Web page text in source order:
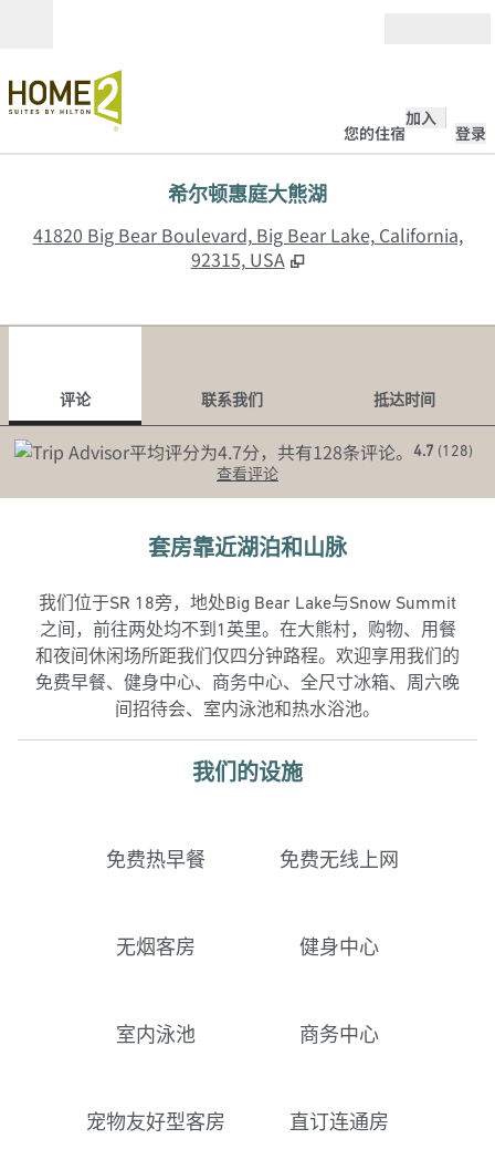
您的住宿
加入
登录
希尔顿惠庭大熊湖
41820 Big Bear Boulevard, Big Bear Lake, California,
92315, USA
评论 联系我们
抵达时间
4.7 (128)
查看评论
套房靠近湖泊和山脉
我们位于SR 18旁，地处Big Bear Lake与Snow Summit
之间，前往两处均不到1英里。在大熊村，购物、用餐
和夜间休闲场所距我们仅四分钟路程。欢迎享用我们的
免费早餐、健身中心、商务中心、全尺寸冰箱、周六晚
间招待会、室内泳池和热水浴池。
我们的设施
免费热早餐 免费无线上网
无烟客房 健身中心
室内泳池 商务中心
宠物友好型客房 直订连通房